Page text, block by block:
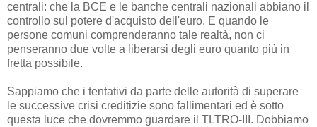
centrali: che la BCE e le banche centrali nazionali abbiano il
controllo sul potere d'acquisto dell'euro. E quando le
persone comuni comprenderanno tale realtà, non ci
penseranno due volte a liberarsi degli euro quanto più in
fretta possibile.
Sappiamo che i tentativi da parte delle autorità di superare
le successive crisi creditizie sono fallimentari ed è sotto
questa luce che dovremmo guardare il TLTRO-III. Dobbiamo